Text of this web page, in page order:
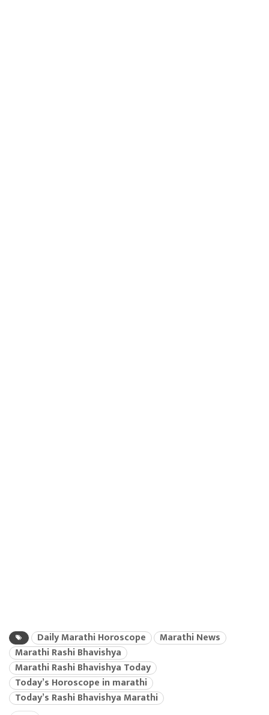
Daily Marathi Horoscope
Marathi News
Marathi Rashi Bhavishya
Marathi Rashi Bhavishya Today
Today’s Horoscope in marathi
Today’s Rashi Bhavishya Marathi